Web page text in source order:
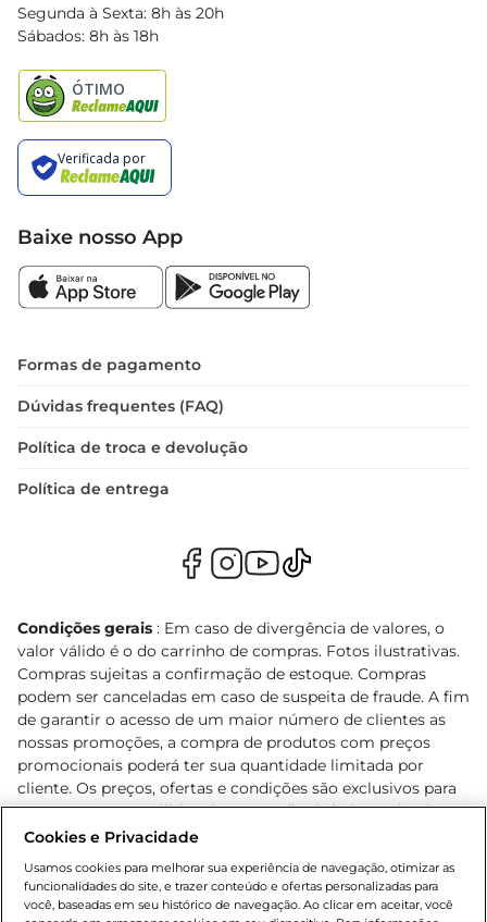
Black Friday
Segunda à Sexta: 8h às 20h
Sábados: 8h às 18h
Baixe nosso App
Formas de pagamento
Dúvidas frequentes (FAQ)
Política de troca e devolução
Política de entrega
Condições gerais : Em caso de divergência de valores, o
valor válido é o do carrinho de compras. Fotos ilustrativas.
Compras sujeitas a confirmação de estoque. Compras
podem ser canceladas em caso de suspeita de fraude. A fim
de garantir o acesso de um maior número de clientes as
nossas promoções, a compra de produtos com preços
promocionais poderá ter sua quantidade limitada por
cliente. Os preços, ofertas e condições são exclusivos para
o e-commerce e válidos durante o dia de hoje, podendo
sofrer alterações sem prévia notificação. Proibida a venda
Lei n.º 8069/90, art. 81, inciso II (Estatuto da Criança e do
Adolescente). Preços e condições exclusivos para o
Cookies e Privacidade
Usamos cookies para melhorar sua experiência de navegação, otimizar as
funcionalidades do site, e trazer conteúdo e ofertas personalizadas para
você, baseadas em seu histórico de navegação. Ao clicar em aceitar, você